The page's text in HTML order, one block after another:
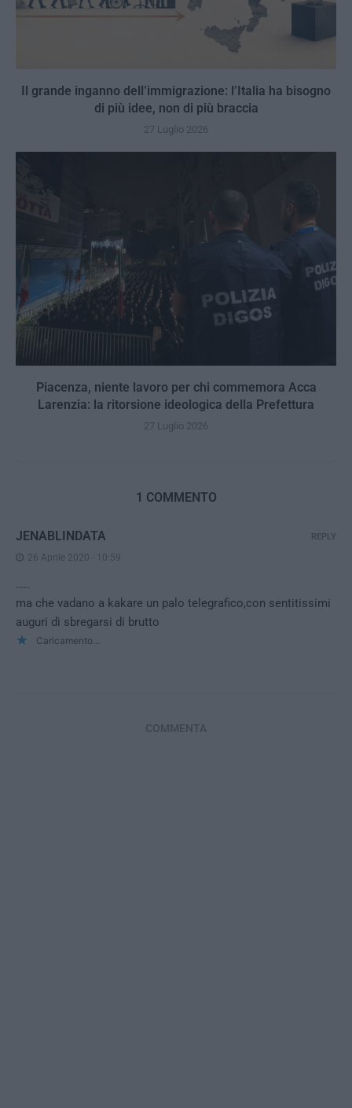
Il grande inganno dell’immigrazione: l’Italia ha bisogno
di più idee, non di più braccia
27 Luglio 2026
Piacenza, niente lavoro per chi commemora Acca
Larenzia: la ritorsione ideologica della Prefettura
27 Luglio 2026
1 COMMENTO
JENABLINDATA
26 Aprile 2020 - 10:59
…..
ma che vadano a kakare un palo telegrafico,con sentitissimi
auguri di sbregarsi di brutto
Caricamento...
REPLY
COMMENTA